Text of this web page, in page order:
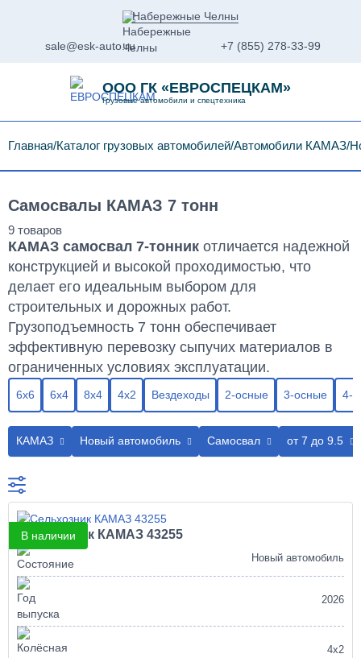
Набережные Челны
sale@esk-auto.ru +7 (855) 278-33-99
ООО ГК «ЕВРОСПЕЦКАМ»
Грузовые автомобили и спецтехника
Главная Каталог грузовых автомобилей Автомобили КАМАЗ
Самосвалы КАМАЗ 7 тонн
КАМАЗ самосвал 7-тонник отличается надежной
конструкцией и высокой проходимостью, что
делает его идеальным выбором для
строительных и дорожных работ.
Грузоподъемность 7 тонн обеспечивает
эффективную перевозку сыпучих материалов в
ограниченных условиях эксплуатации.
6х6 6х4 8х4 4х2 Вездеходы 2-осные 3-осные 4-
КАМАЗ Новый автомобиль Самосвал от 7 до 9.5
В наличии
Сельхозник КАМАЗ 43255
Новый автомобиль
2026
4х2